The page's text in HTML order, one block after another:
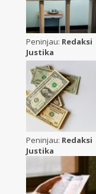
Peninjau: Redaksi
Justika
Peninjau: Redaksi
Justika